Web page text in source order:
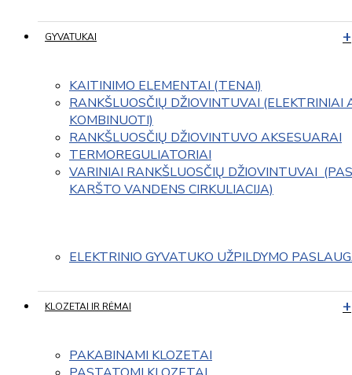
GYVATUKAI
KAITINIMO ELEMENTAI (TENAI)
RANKŠLUOSČIŲ DŽIOVINTUVAI (ELEKTRINIAI
KOMBINUOTI)
RANKŠLUOSČIŲ DŽIOVINTUVO AKSESUARAI
TERMOREGULIATORIAI
VARINIAI RANKŠLUOSČIŲ DŽIOVINTUVAI
KARŠTO VANDENS CIRKULIACIJA)
ELEKTRINIO GYVATUKO UŽPILDYMO
KLOZETAI IR RĖMAI
PAKABINAMI KLOZETAI